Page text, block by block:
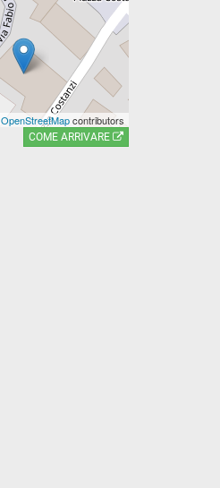
OpenStreetMapcontributors
COME ARRIVARE